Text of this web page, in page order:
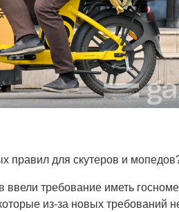
правил для скутеров и
ввели требование иметь
из-за новых требований